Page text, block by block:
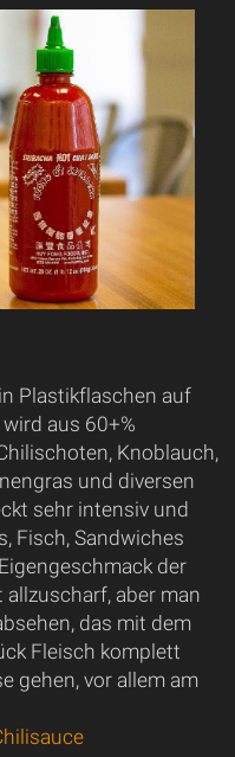
Plastikflaschen auf
aus 60+%
Knoblauch,
und diversen
sehr intensiv und
Fisch, Sandwiches
der
allzuscharf, aber man
das mit dem
Fleisch komplett
gehen, vor allem am